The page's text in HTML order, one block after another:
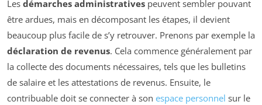
Les démarches administratives peuvent sembler pouvant
être ardues, mais en décomposant les étapes, il devient
beaucoup plus facile de s’y retrouver. Prenons par exemple la
déclaration de revenus. Cela commence généralement par
la collecte des documents nécessaires, tels que les bulletins
de salaire et les attestations de revenus. Ensuite, le
contribuable doit se connecter à son espace personnel sur le